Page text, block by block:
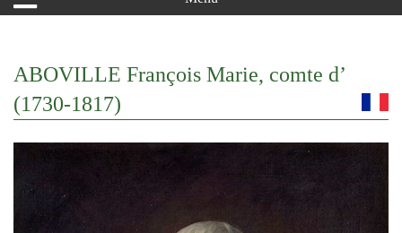
ABOVILLE François Marie, comte d’
(1730-1817)